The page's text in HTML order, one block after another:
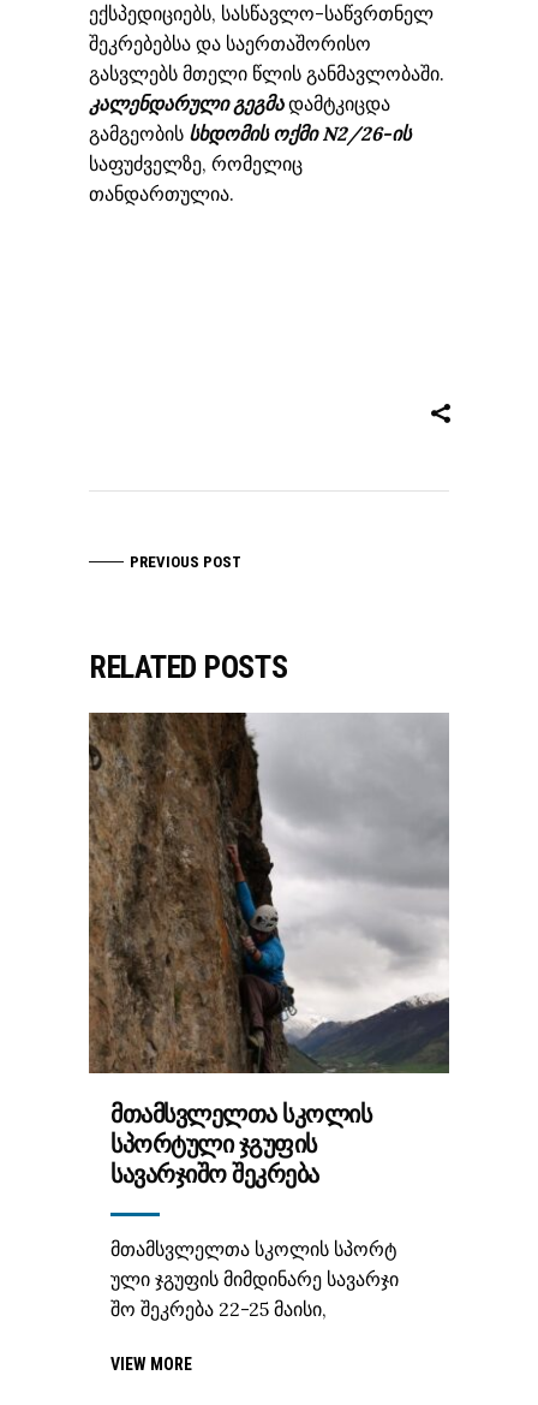
ექსპედიციებს, სასწავლო-საწვრთნელ
შეკრებებსა და საერთაშორისო
გასვლებს მთელი წლის განმავლობაში.
კალენდარული გეგმადამტკიცდა
გამგეობის სხდომის ოქმი N2/26-ის
საფუძველზე, რომელიც
თანდართულია.
PREVIOUS POST
RELATED POSTS
ᲛᲗᲐᲛᲡᲕᲚᲔᲚᲗᲐ ᲡᲙᲝᲚᲘᲡ
ᲡᲞᲝᲠᲢᲣᲚᲘ ᲯᲒᲣᲤᲘᲡ
ᲡᲐᲕᲐᲠᲯᲘᲨᲝ ᲨᲔᲙᲠᲔᲑᲐ
მთამსვლელთა სკოლის სპორტ
ული ჯგუფის მიმდინარე სავარჯი
შო შეკრება 22-25 მაისი,
VIEW MORE